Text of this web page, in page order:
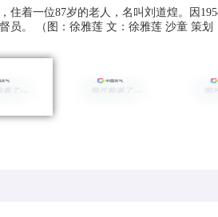
住着一位87岁的老人，名叫刘道煌。因
员。 （图：徐雅莲 文：徐雅莲 沙童 策划